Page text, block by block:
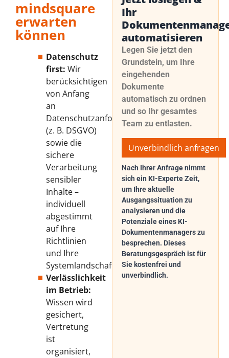
mindsquare
erwarten
können
Datenschutz
first: Wir
berücksichtigen
von Anfang
an
Datenschutzanforderungen
(z. B. DSGVO)
sowie die
sichere
Verarbeitung
sensibler
Inhalte –
individuell
abgestimmt
auf Ihre
Richtlinien
und Ihre
Systemlandschaft.
Verlässlichkeit
im Betrieb:
Wissen wird
gesichert,
Vertretung
ist
organisiert,
Ihr
automatisieren
Legen Sie jetzt den
Grundstein, um Ihre
eingehenden
Dokumente
automatisch zu ordnen
und so Ihr gesamtes
Team zu entlasten.
Unverbindlich anfragen
Nach Ihrer Anfrage nimmt
sich ein KI-Experte Zeit,
um Ihre aktuelle
Ausgangssituation zu
analysieren und die
Potenziale eines KI-
Dokumentenmanagers zu
besprechen. Dieses
Beratungsgespräch ist für
Sie kostenfrei und
unverbindlich.